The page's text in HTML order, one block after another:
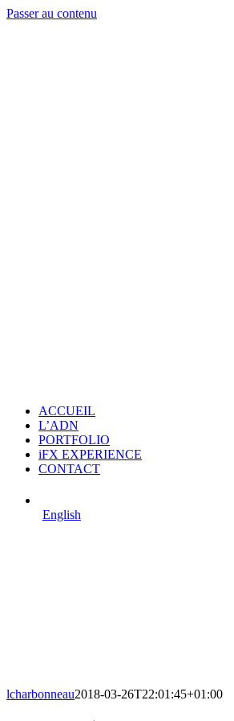
Passer au contenu
ACCUEIL
L’ADN
PORTFOLIO
iFX EXPERIENCE
CONTACT
English
lcharbonneau2018-03-26T22:01:45+01:00